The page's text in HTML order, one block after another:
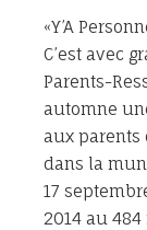
«Y’A
C’est avec
Parents-
automne
aux parents
dans la
17
2014 au